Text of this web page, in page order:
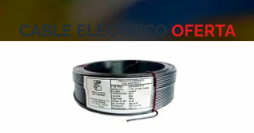
CABLE ELÉCTRICOOFERTA